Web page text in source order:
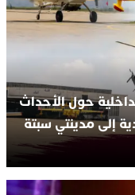
حول الأحداث
إلى مدينتي سبتة